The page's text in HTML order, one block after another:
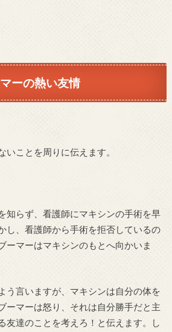
ーの熱い友情
いことを周りに伝えます。
知らず、看護師にマキシンの手術を早
し、看護師から手術を拒否しているの
ーマーはマキシンのもとへ向かいま
う言いますが、マキシンは自分の体を
ーマーは怒り、それは自分勝手だと主
友達のことを考えろ！と伝えます。し